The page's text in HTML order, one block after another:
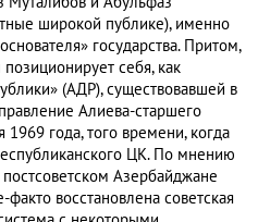
широкой публике), именно
государства. Притом,
себя, как
(АДР), существовавшей в
Алиева-старшего
1969 года, того времени, когда
ЦК. По мнению
Азербайджане
восстановлена советская